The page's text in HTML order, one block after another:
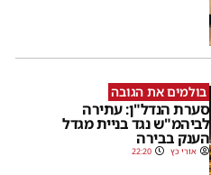
בולמים את הגובה
סערת הנדל"ן: עתירה
לביהמ"ש נגד בניית מגדל
הענק בבירה
אורי כץ 22:20